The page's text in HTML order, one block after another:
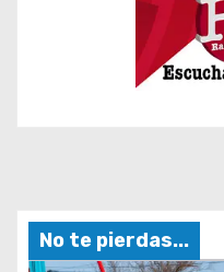
No te pierdas...